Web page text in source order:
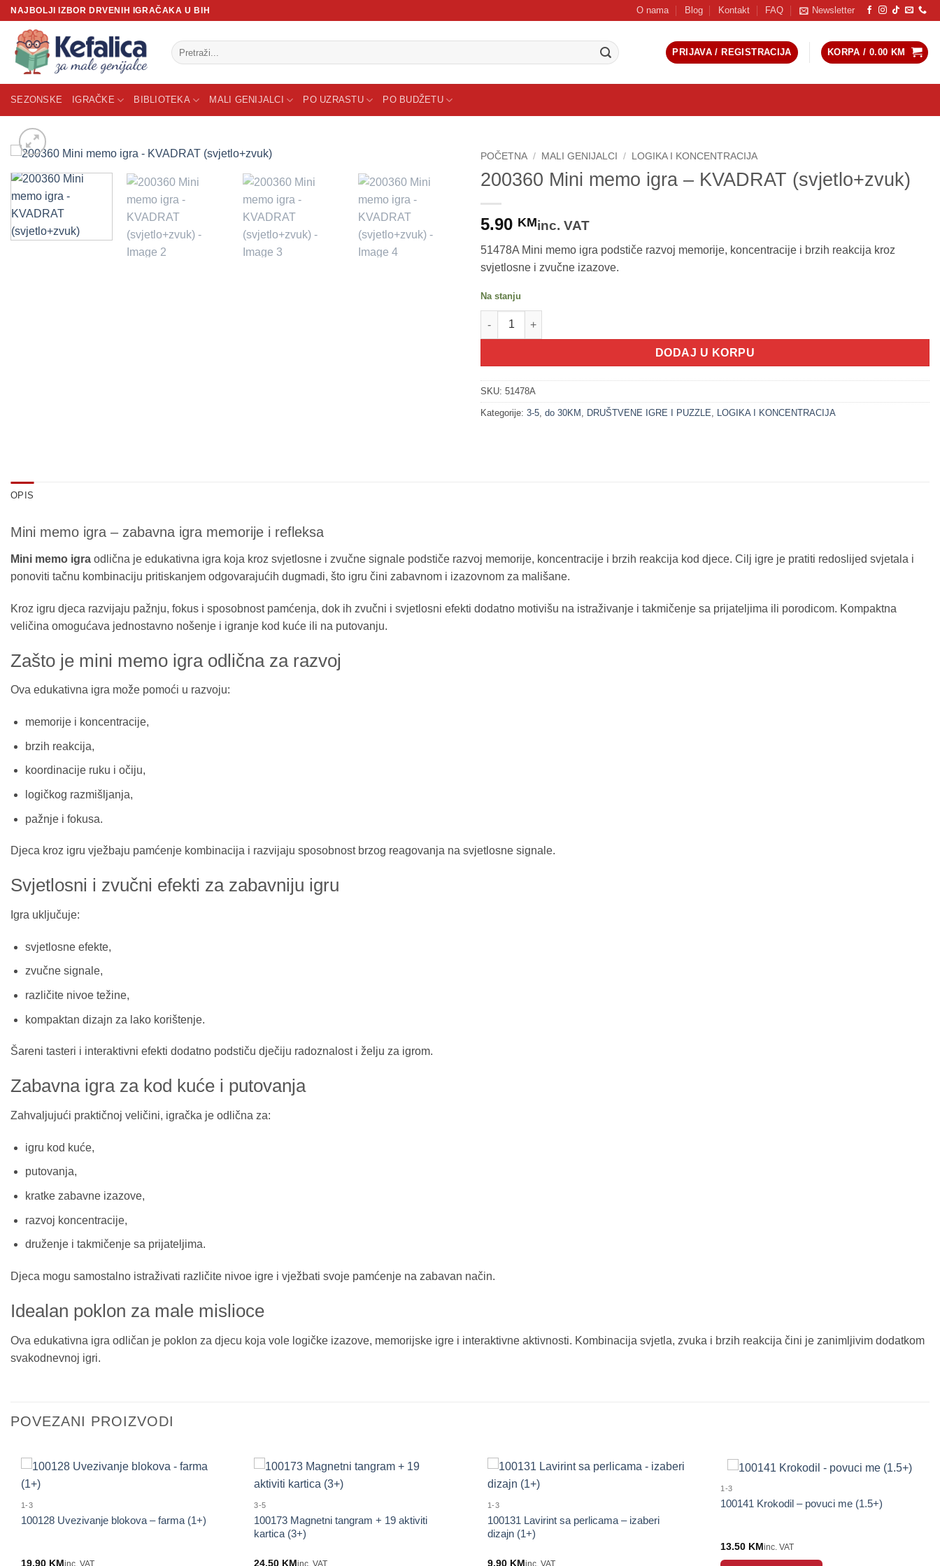
Skip
content
NAJBOLJI IZBOR DRVENIH IGRAČAKA U BIH O nama Blog Kontakt FAQ Newsletter
Pretraži:
PRIJAVA / REGISTRACIJA KORPA / 0.00 KM
SEZONSKE IGRAČKE BIBLIOTEKA MALI GENIJALCI PO UZRASTU PO BUDŽETU
POČETNA / MALI GENIJALCI / LOGIKA I KONCENTRACIJA
200360 Mini memo igra – KVADRAT (svjetlo+zvuk)
5.90 KMinc. VAT
51478A Mini memo igra podstiče razvoj memorije, koncentracije i brzih reakcija kroz
svjetlosne i zvučne izazove.
Na stanju
200360 Mini memo igra - KVADRAT (svjetlo+zvuk) količina
DODAJ U KORPU
SKU: 51478A
Kategorije: 3-5, do 30KM , DRUŠTVENE IGRE I PUZZLE, LOGIKA I KONCENTRACIJA
OPIS
Mini memo igra – zabavna igra memorije i refleksa
Mini memo igra odlična je edukativna igra koja kroz svjetlosne i zvučne signale podstiče razvoj memorije, koncentracije i brzih reakcija kod djece. Cilj igre je pratiti redoslijed svjetala i
ponoviti tačnu kombinaciju pritiskanjem odgovarajućih dugmadi, što igru čini zabavnom i izazovnom za mališane.
Kroz igru djeca razvijaju pažnju, fokus i sposobnost pamćenja, dok ih zvučni i svjetlosni efekti dodatno motivišu na istraživanje i takmičenje sa prijateljima ili porodicom. Kompaktna
veličina omogućava jednostavno nošenje i igranje kod kuće ili na putovanju.
Zašto je mini memo igra odlična za razvoj
Ova edukativna igra može pomoći u razvoju:
memorije i koncentracije,
brzih reakcija,
koordinacije ruku i očiju,
logičkog razmišljanja,
pažnje i fokusa.
Djeca kroz igru vježbaju pamćenje kombinacija i razvijaju sposobnost brzog reagovanja na svjetlosne signale.
Svjetlosni i zvučni efekti za zabavniju igru
Igra uključuje:
svjetlosne efekte,
zvučne signale,
različite nivoe težine,
kompaktan dizajn za lako korištenje.
Šareni tasteri i interaktivni efekti dodatno podstiču dječiju radoznalost i želju za igrom.
Zabavna igra za kod kuće i putovanja
Zahvaljujući praktičnoj veličini, igračka je odlična za:
igru kod kuće,
putovanja,
kratke zabavne izazove,
razvoj koncentracije,
druženje i takmičenje sa prijateljima.
Djeca mogu samostalno istraživati različite nivoe igre i vježbati svoje pamćenje na zabavan način.
Idealan poklon za male mislioce
Ova edukativna igra odličan je poklon za djecu koja vole logičke izazove, memorijske igre i interaktivne aktivnosti. Kombinacija svjetla, zvuka i brzih reakcija čini je zanimljivim dodatkom
svakodnevnoj igri.
POVEZANI PROIZVODI
1-3
100128 Uvezivanje blokova – farma (1+)
19.90 KMinc. VAT
3-5
100173 Magnetni tangram + 19 aktiviti
kartica (3+)
24.50 KMinc. VAT
1-3
100131 Lavirint sa perlicama – izaberi
dizajn (1+)
9.90 KMinc. VAT
1-3
100141 Krokodil – povuci me (1.5+)
13.50 KMinc. VAT